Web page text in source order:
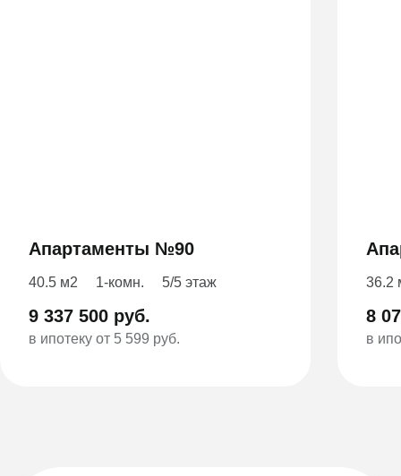
Апартаменты №90
40.5 м2 1-комн. 5/5 этаж
9 337 500 руб.
в ипотеку от 5 599 руб.
36.2
8
в